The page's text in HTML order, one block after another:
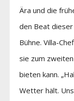
Ära und die
den Beat dieser
Bühne. Villa-
sie zum
bieten kann.
Wetter hält.